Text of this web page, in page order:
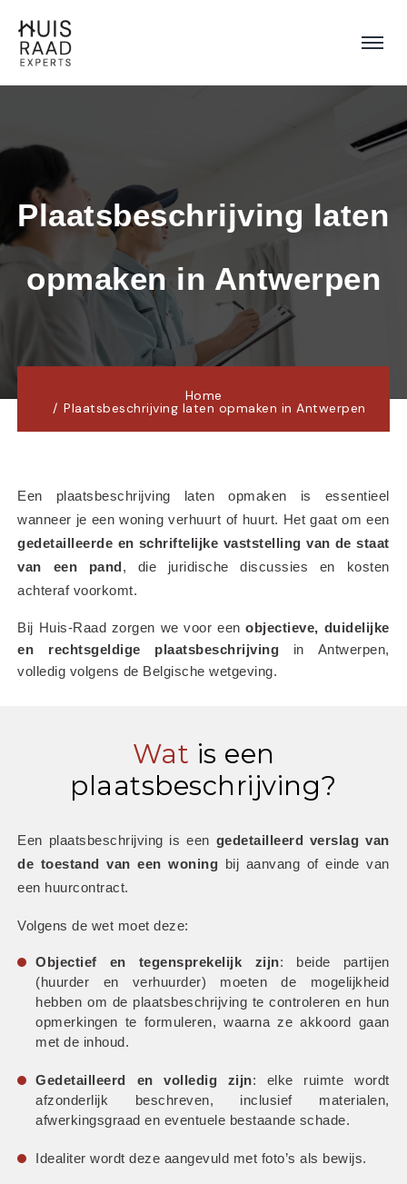
Plaatsbeschrijving laten
opmaken in Antwerpen
Home
Plaatsbeschrijving laten opmaken in Antwerpen
Een plaatsbeschrijving laten opmaken is essentieel
gedetailleerde en schriftelijke vaststelling van de staat
van een pand , die juridische discussies en kosten
achteraf voorkomt.
Bij Huis-Raad zorgen we voor een objectieve, duidelijke
en rechtsgeldige plaatsbeschrijving in Antwerpen,
volledig volgens de Belgische wetgeving.
Wat is een
plaatsbeschrijving?
Een plaatsbeschrijving is een gedetailleerd verslag van
de toestand van een woning bij aanvang of einde van
een huurcontract.
Volgens de wet moet deze:
Objectief en tegensprekelijk zijn: beide partijen
(huurder en verhuurder) moeten de mogelijkheid
hebben om de plaatsbeschrijving te controleren en hun
opmerkingen te formuleren, waarna ze akkoord gaan
met de inhoud.
Gedetailleerd en volledig zijn: elke ruimte wordt
afzonderlijk beschreven, inclusief materialen,
afwerkingsgraad en eventuele bestaande schade.
Idealiter wordt deze aangevuld met foto’s als bewijs.